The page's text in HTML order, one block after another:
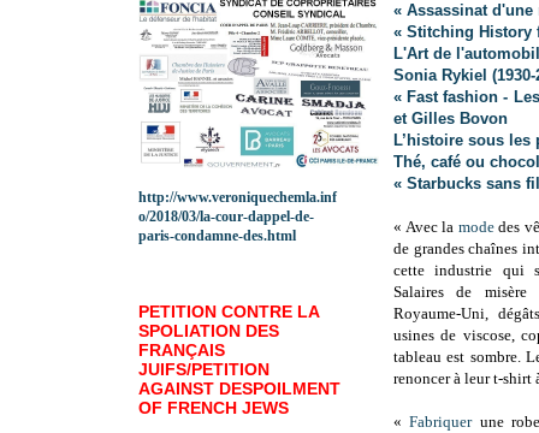
« Assassinat
« Stitching History
L'Art de
Sonia Rykiel (1930-
« Fast fashion -
et Gilles Bovon
L’histoire sous les
Thé, café ou
« Starbucks sans
« Avec la modedes
de grandes chaînes
cette industrie qui
Salaires de
Royaume-Uni,
usines de viscose,
tableau est sombre.
renoncer à leur t-shirt
«Fabriquerune
http://www.veroniquechemla.inf
o/2018/03/la-cour-dappel-de-
paris-condamne-des.html
PETITION CONTRE LA
SPOLIATION DES
FRANÇAIS
JUIFS/PETITION
AGAINST DESPOILMENT
OF FRENCH JEWS